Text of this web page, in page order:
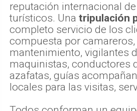
reputación internacional
turísticos. Una tripulación
completo servicio de los
compuesta por
mantenimiento, vigilantes
maquinistas, conductores
azafatas, guías
locales para las visitas,